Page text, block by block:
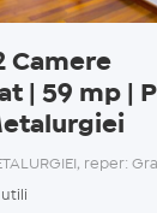
Camere
| 59 mp |
reper:
utili